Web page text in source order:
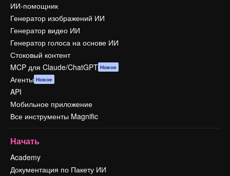
ИИ-помощник
Генератор изображений ИИ
Генератор видео ИИ
Генератор голоса на основе ИИ
Стоковый контент
MCP для Claude/ChatGPT Новое
Агенты Новое
API
Мобильное приложение
Все инструменты Magnific
Начать
Academy
Документация по Пакету ИИ